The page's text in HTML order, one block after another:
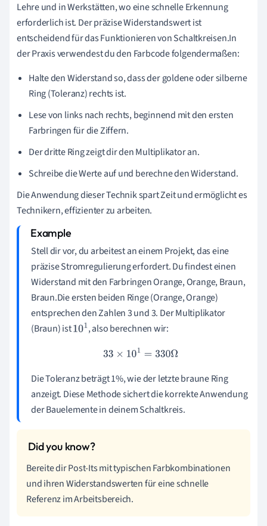
Lehre und in Werkstätten, wo eine schnelle Erkennung
erforderlich ist. Der präzise Widerstandswert ist
entscheidend für das Funktionieren von Schaltkreisen.In
der Praxis verwendest du den Farbcode folgendermaßen:
Halte den Widerstand so, dass der goldene oder silberne
Ring (Toleranz) rechts ist.
Lese von links nach rechts, beginnend mit den ersten
Farbringen für die Ziffern.
Der dritte Ring zeigt dir den Multiplikator an.
Schreibe die Werte auf und berechne den Widerstand.
Die Anwendung dieser Technik spart Zeit und ermöglicht es
Technikern, effizienter zu arbeiten.
Stell dir vor, du arbeitest an einem Projekt, das eine
präzise Stromregulierung erfordert. Du findest einen
Widerstand mit den Farbringen Orange, Orange, Braun,
Braun.Die ersten beiden Ringe (Orange, Orange)
entsprechen den Zahlen 3 und 3. Der Multiplikator
(Braun) ist101, also berechnen wir:
33 ×101 =330Ω
Die Toleranz beträgt 1%, wie der letzte braune Ring
anzeigt. Diese Methode sichert die korrekte Anwendung
der Bauelemente in deinem Schaltkreis.
Bereite dir Post-Its mit typischen Farbkombinationen
und ihren Widerstandswerten für eine schnelle
Referenz im Arbeitsbereich.